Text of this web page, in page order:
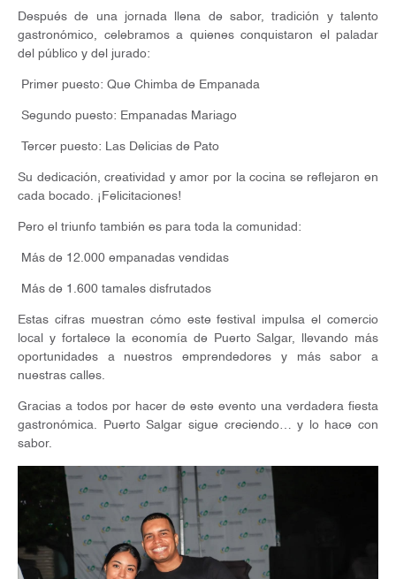
Después de una jornada llena de sabor, tradición y talento
gastronómico, celebramos a quienes conquistaron el paladar
del público y del jurado:
Primer puesto: Que Chimba de Empanada
Segundo puesto: Empanadas Mariago
Tercer puesto: Las Delicias de Pato
Su dedicación, creatividad y amor por la cocina se reflejaron en
cada bocado. ¡Felicitaciones!
Pero el triunfo también es para toda la comunidad:
Más de 12.000 empanadas vendidas
Más de 1.600 tamales disfrutados
Estas cifras muestran cómo este festival impulsa el comercio
local y fortalece la economía de Puerto Salgar, llevando más
oportunidades a nuestros emprendedores y más sabor a
nuestras calles.
Gracias a todos por hacer de este evento una verdadera fiesta
gastronómica. Puerto Salgar sigue creciendo… y lo hace con
sabor.